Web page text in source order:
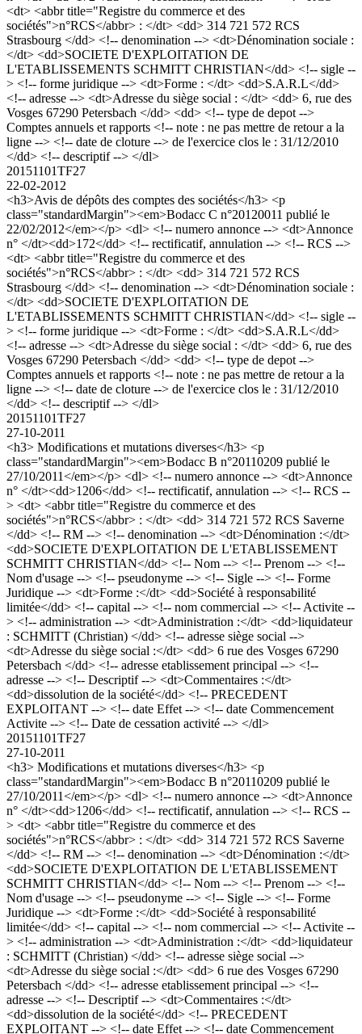
<dt> <abbr title="Registre du commerce et des
sociétés">n°RCS</abbr> : </dt> <dd> 314 721 572 RCS
Strasbourg </dd> <!-- denomination --> <dt>Dénomination sociale :
</dt> <dd>SOCIETE D'EXPLOITATION DE
L'ETABLISSEMENTS SCHMITT CHRISTIAN</dd> <!-- sigle --
> <!-- forme juridique --> <dt>Forme : </dt> <dd>S.A.R.L</dd>
<!-- adresse --> <dt>Adresse du siège social : </dt> <dd> 6, rue des
Vosges 67290 Petersbach </dd> <dd> <!-- type de depot -->
Comptes annuels et rapports <!-- note : ne pas mettre de retour a la
ligne --> <!-- date de cloture --> de l'exercice clos le : 31/12/2010
</dd> <!-- descriptif --> </dl>
20151101TF27
22-02-2012
<h3>Avis de dépôts des comptes des sociétés</h3> <p
class="standardMargin"><em>Bodacc C n°20120011 publié le
22/02/2012</em></p> <dl> <!-- numero annonce --> <dt>Annonce
n° </dt><dd>172</dd> <!-- rectificatif, annulation --> <!-- RCS -->
<dt> <abbr title="Registre du commerce et des
sociétés">n°RCS</abbr> : </dt> <dd> 314 721 572 RCS
Strasbourg </dd> <!-- denomination --> <dt>Dénomination sociale :
</dt> <dd>SOCIETE D'EXPLOITATION DE
L'ETABLISSEMENTS SCHMITT CHRISTIAN</dd> <!-- sigle --
> <!-- forme juridique --> <dt>Forme : </dt> <dd>S.A.R.L</dd>
<!-- adresse --> <dt>Adresse du siège social : </dt> <dd> 6, rue des
Vosges 67290 Petersbach </dd> <dd> <!-- type de depot -->
Comptes annuels et rapports <!-- note : ne pas mettre de retour a la
ligne --> <!-- date de cloture --> de l'exercice clos le : 31/12/2010
</dd> <!-- descriptif --> </dl>
20151101TF27
27-10-2011
<h3> Modifications et mutations diverses</h3> <p
class="standardMargin"><em>Bodacc B n°20110209 publié le
27/10/2011</em></p> <dl> <!-- numero annonce --> <dt>Annonce
n° </dt><dd>1206</dd> <!-- rectificatif, annulation --> <!-- RCS --
> <dt> <abbr title="Registre du commerce et des
sociétés">n°RCS</abbr> : </dt> <dd> 314 721 572 RCS Saverne
</dd> <!-- RM --> <!-- denomination --> <dt>Dénomination :</dt>
<dd>SOCIETE D'EXPLOITATION DE L'ETABLISSEMENT
SCHMITT CHRISTIAN</dd> <!-- Nom --> <!-- Prenom --> <!--
Nom d'usage --> <!-- pseudonyme --> <!-- Sigle --> <!-- Forme
Juridique --> <dt>Forme :</dt> <dd>Société à responsabilité
limitée</dd> <!-- capital --> <!-- nom commercial --> <!-- Activite --
> <!-- administration --> <dt>Administration :</dt> <dd>liquidateur
: SCHMITT (Christian) </dd> <!-- adresse siège social -->
<dt>Adresse du siège social :</dt> <dd> 6 rue des Vosges 67290
Petersbach </dd> <!-- adresse etablissement principal --> <!--
adresse --> <!-- Descriptif --> <dt>Commentaires :</dt>
<dd>dissolution de la société</dd> <!-- PRECEDENT
EXPLOITANT --> <!-- date Effet --> <!-- date Commencement
Activite --> <!-- Date de cessation activité --> </dl>
20151101TF27
27-10-2011
<h3> Modifications et mutations diverses</h3> <p
class="standardMargin"><em>Bodacc B n°20110209 publié le
27/10/2011</em></p> <dl> <!-- numero annonce --> <dt>Annonce
n° </dt><dd>1206</dd> <!-- rectificatif, annulation --> <!-- RCS --
> <dt> <abbr title="Registre du commerce et des
sociétés">n°RCS</abbr> : </dt> <dd> 314 721 572 RCS Saverne
</dd> <!-- RM --> <!-- denomination --> <dt>Dénomination :</dt>
<dd>SOCIETE D'EXPLOITATION DE L'ETABLISSEMENT
SCHMITT CHRISTIAN</dd> <!-- Nom --> <!-- Prenom --> <!--
Nom d'usage --> <!-- pseudonyme --> <!-- Sigle --> <!-- Forme
Juridique --> <dt>Forme :</dt> <dd>Société à responsabilité
limitée</dd> <!-- capital --> <!-- nom commercial --> <!-- Activite --
> <!-- administration --> <dt>Administration :</dt> <dd>liquidateur
: SCHMITT (Christian) </dd> <!-- adresse siège social -->
<dt>Adresse du siège social :</dt> <dd> 6 rue des Vosges 67290
Petersbach </dd> <!-- adresse etablissement principal --> <!--
adresse --> <!-- Descriptif --> <dt>Commentaires :</dt>
<dd>dissolution de la société</dd> <!-- PRECEDENT
EXPLOITANT --> <!-- date Effet --> <!-- date Commencement